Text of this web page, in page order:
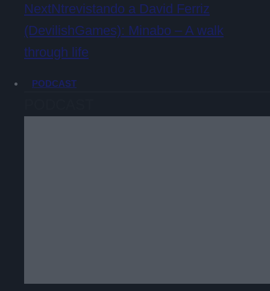
NextNtrevistando a David Ferriz
(DevilishGames): Minabo – A walk
through life
PODCAST